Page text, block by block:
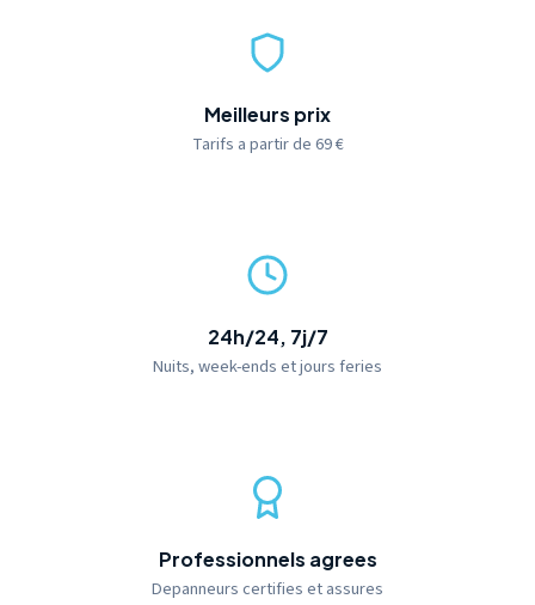
Meilleurs prix
Tarifs a partir de 69 €
24h/24, 7j/7
Nuits, week-ends et jours feries
Professionnels agrees
Depanneurs certifies et assures